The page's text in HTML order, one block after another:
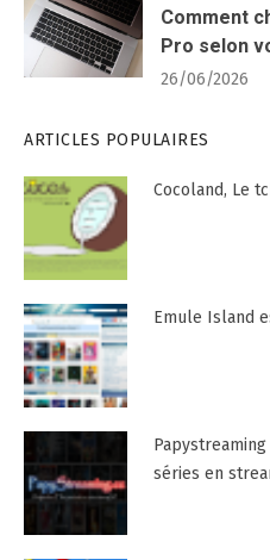
Comment
Pro selon
26/06/2026
ARTICLES POPULAIRES
Cocoland, Le
Emule Island
séries en